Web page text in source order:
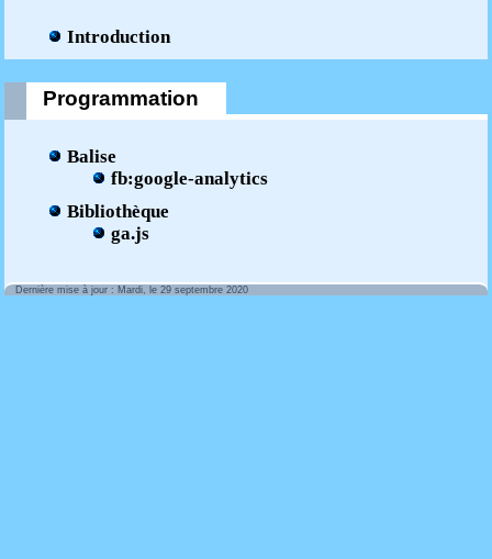
Introduction
Programmation
Balise
fb:google-analytics
Bibliothèque
ga.js
Dernière mise à jour : Mardi, le 29 septembre 2020